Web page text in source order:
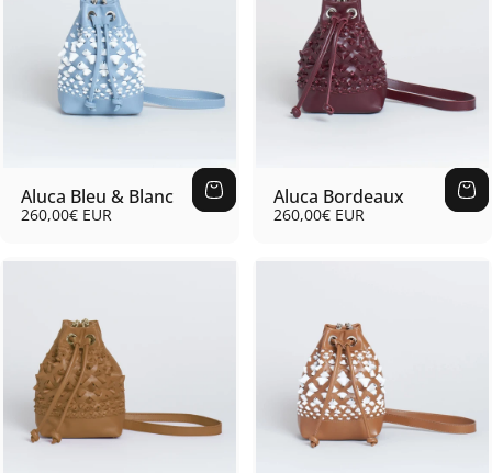
Aluca Bleu & Blanc
260,00€ EUR
Aluca Bordeaux
260,00€ EUR